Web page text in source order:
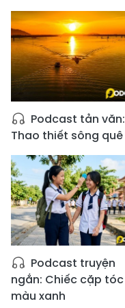
Podcast tản văn:
Thao thiết sông quê
Podcast truyện
ngắn: Chiếc cặp tóc
màu xanh